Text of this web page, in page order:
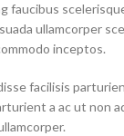
faucibus
ullamcorper
inceptos.
facilisis
a ac ut non